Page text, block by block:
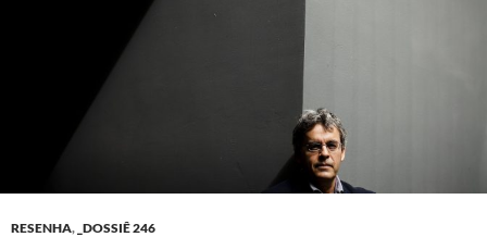
RESENHA, _DOSSIÊ 246